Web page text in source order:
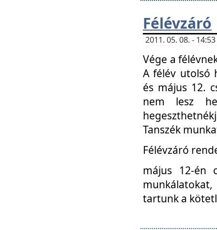
Félévzáró
2011. 05. 08. -
Vége a
A félév utolsó
és május 12.
nem lesz
Tanszék
Félévzáró
május 12-én
tartunk a